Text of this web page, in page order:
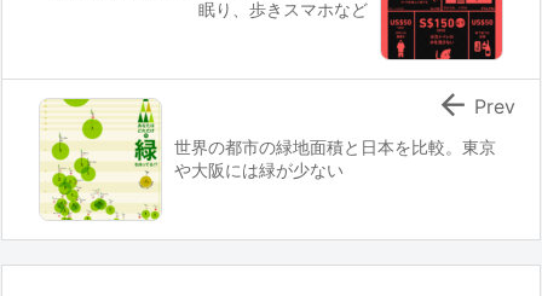
眠り、歩きスマホなど
世界の都市の緑地面積と日本を比較。東京
や大阪には緑が少ない
 Prev